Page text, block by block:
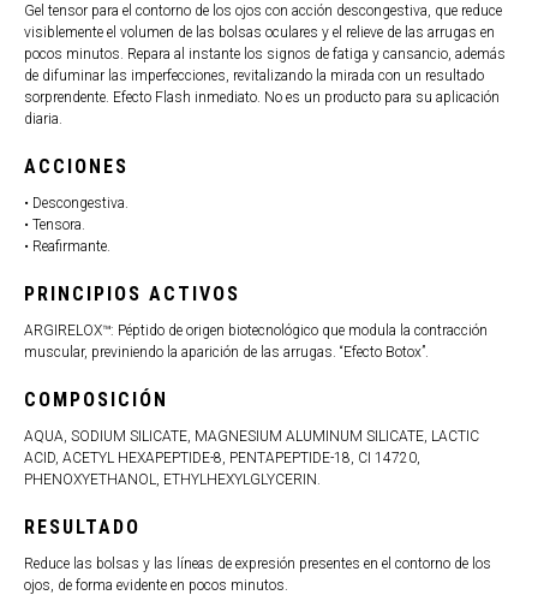
Gel tensor para el contorno de los ojos con acción descongestiva, que reduce
visiblemente el volumen de las bolsas oculares y el relieve de las arrugas en
pocos minutos. Repara al instante los signos de fatiga y cansancio, además
de difuminar las imperfecciones, revitalizando la mirada con un resultado
sorprendente. Efecto Flash inmediato. No es un producto para su aplicación
diaria.
ACCIONES
• Descongestiva.
• Tensora.
• Reafirmante.
PRINCIPIOS ACTIVOS
ARGIRELOX™: Péptido de origen biotecnológico que modula la contracción
muscular, previniendo la aparición de las arrugas. “Efecto Botox”.
COMPOSICIÓN
AQUA, SODIUM SILICATE, MAGNESIUM ALUMINUM SILICATE, LACTIC
ACID, ACETYL HEXAPEPTIDE-8, PENTAPEPTIDE-18, CI 14720,
PHENOXYETHANOL, ETHYLHEXYLGLYCERIN.
RESULTADO
Reduce las bolsas y las líneas de expresión presentes en el contorno de los
ojos, de forma evidente en pocos minutos.